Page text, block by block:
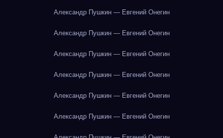
Александр Пушкин — Евгений Онегин
Александр Пушкин — Евгений Онегин
Александр Пушкин — Евгений Онегин
Александр Пушкин — Евгений Онегин
Александр Пушкин — Евгений Онегин
Александр Пушкин — Евгений Онегин